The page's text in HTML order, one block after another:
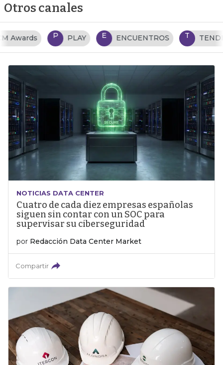
Otros canales
P PLAY E ENCUENTROS T TENDENCIAS TI
NOTICIAS DATA CENTER
Cuatro de cada diez empresas españolas
siguen sin contar con un SOC para
supervisar su ciberseguridad
por Redacción Data Center Market
Compartir